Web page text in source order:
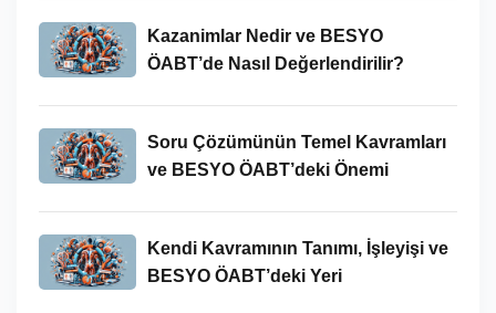
Kazanimlar Nedir ve BESYO
ÖABT’de Nasıl Değerlendirilir?
Soru Çözümünün Temel Kavramları
ve BESYO ÖABT’deki Önemi
Kendi Kavramının Tanımı, İşleyişi ve
BESYO ÖABT’deki Yeri